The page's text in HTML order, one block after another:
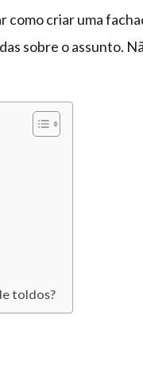
criar uma
sobre o assunto.
toldos?